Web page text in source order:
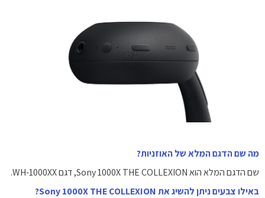
מה שם הדגם המלא של האוזניות?
שם הדגם המלא הוא Sony 1000X THE COLLEXION, דגם WH-1000XX.
באילו צבעים ניתן להשיג את Sony 1000X THE COLLEXION?